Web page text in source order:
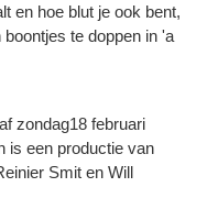
en hoe blut je ook bent,
te doppen in 'a
zondag18 februari
is een productie van
Smit en Will